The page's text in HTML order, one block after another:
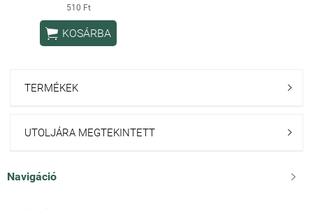
510 Ft
 KOSÁRBA
TERMÉKEK 
UTOLJÁRA MEGTEKINTETT 
Navigáció 